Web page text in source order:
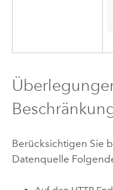
Berücksichtigen Sie
Datenquelle